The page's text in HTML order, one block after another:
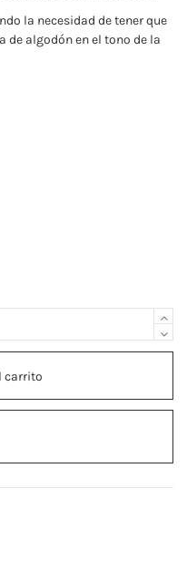
la necesidad de tener que
de algodón en el tono de la
carrito